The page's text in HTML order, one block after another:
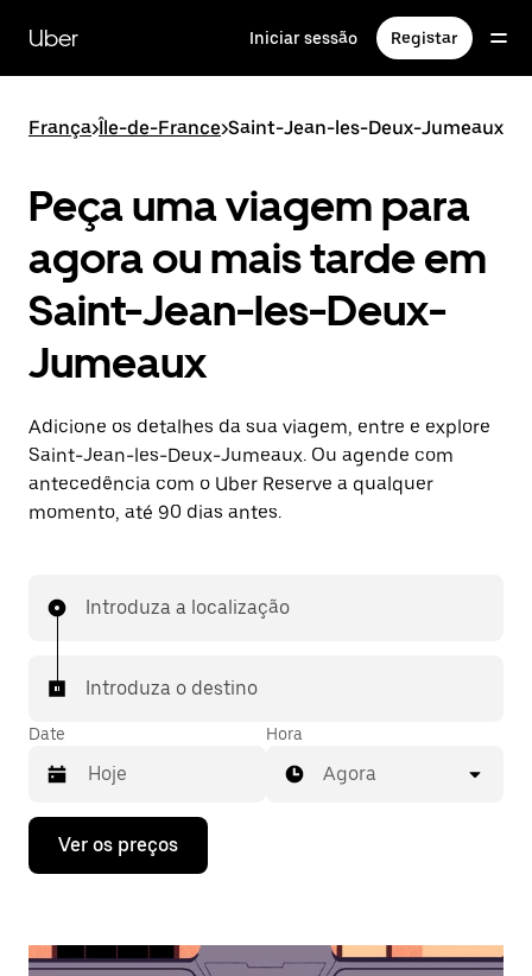
para
conteúdo
Uber Iniciar sessão Registar
França>Île-de-France>Saint-Jean-les-Deux-Jumeaux
Peça uma viagem para
agora ou mais tarde em
Saint-Jean-les-Deux-
Jumeaux
Adicione os detalhes da sua viagem, entre e explore
Saint-Jean-les-Deux-Jumeaux. Ou agende com
antecedência com o Uber Reserve a qualquer
momento, até 90 dias antes.
Introduza a localização
Introduza o destino
Date
Prima
tecla
interagir
Hora
Agora
Ver os preços